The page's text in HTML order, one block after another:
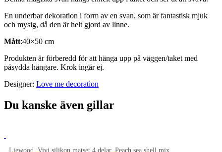
En underbar dekoration i form av en svan, som är fantastisk mjuk
och mysig, då den är helt gjord av linne.
Mått:40×50 cm
Produkten är förberedd för att hänga upp på väggen/taket med
påsydda hängare. Krok ingår ej.
Designer: Love me decoration
Du kanske även gillar
Liewood, Vivi silikon matset 4 delar, Peach sea shell mix